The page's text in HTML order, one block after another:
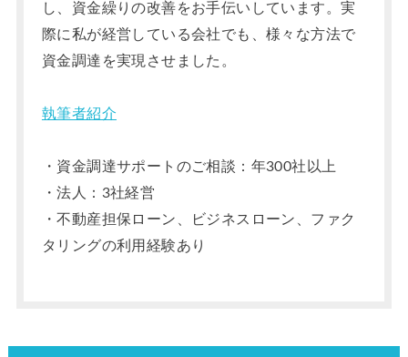
し、資金繰りの改善をお手伝いしています。実
際に私が経営している会社でも、様々な方法で
資金調達を実現させました。
執筆者紹介
・資金調達サポートのご相談：年300社以上
・法人：3社経営
・不動産担保ローン、ビジネスローン、ファク
タリングの利用経験あり